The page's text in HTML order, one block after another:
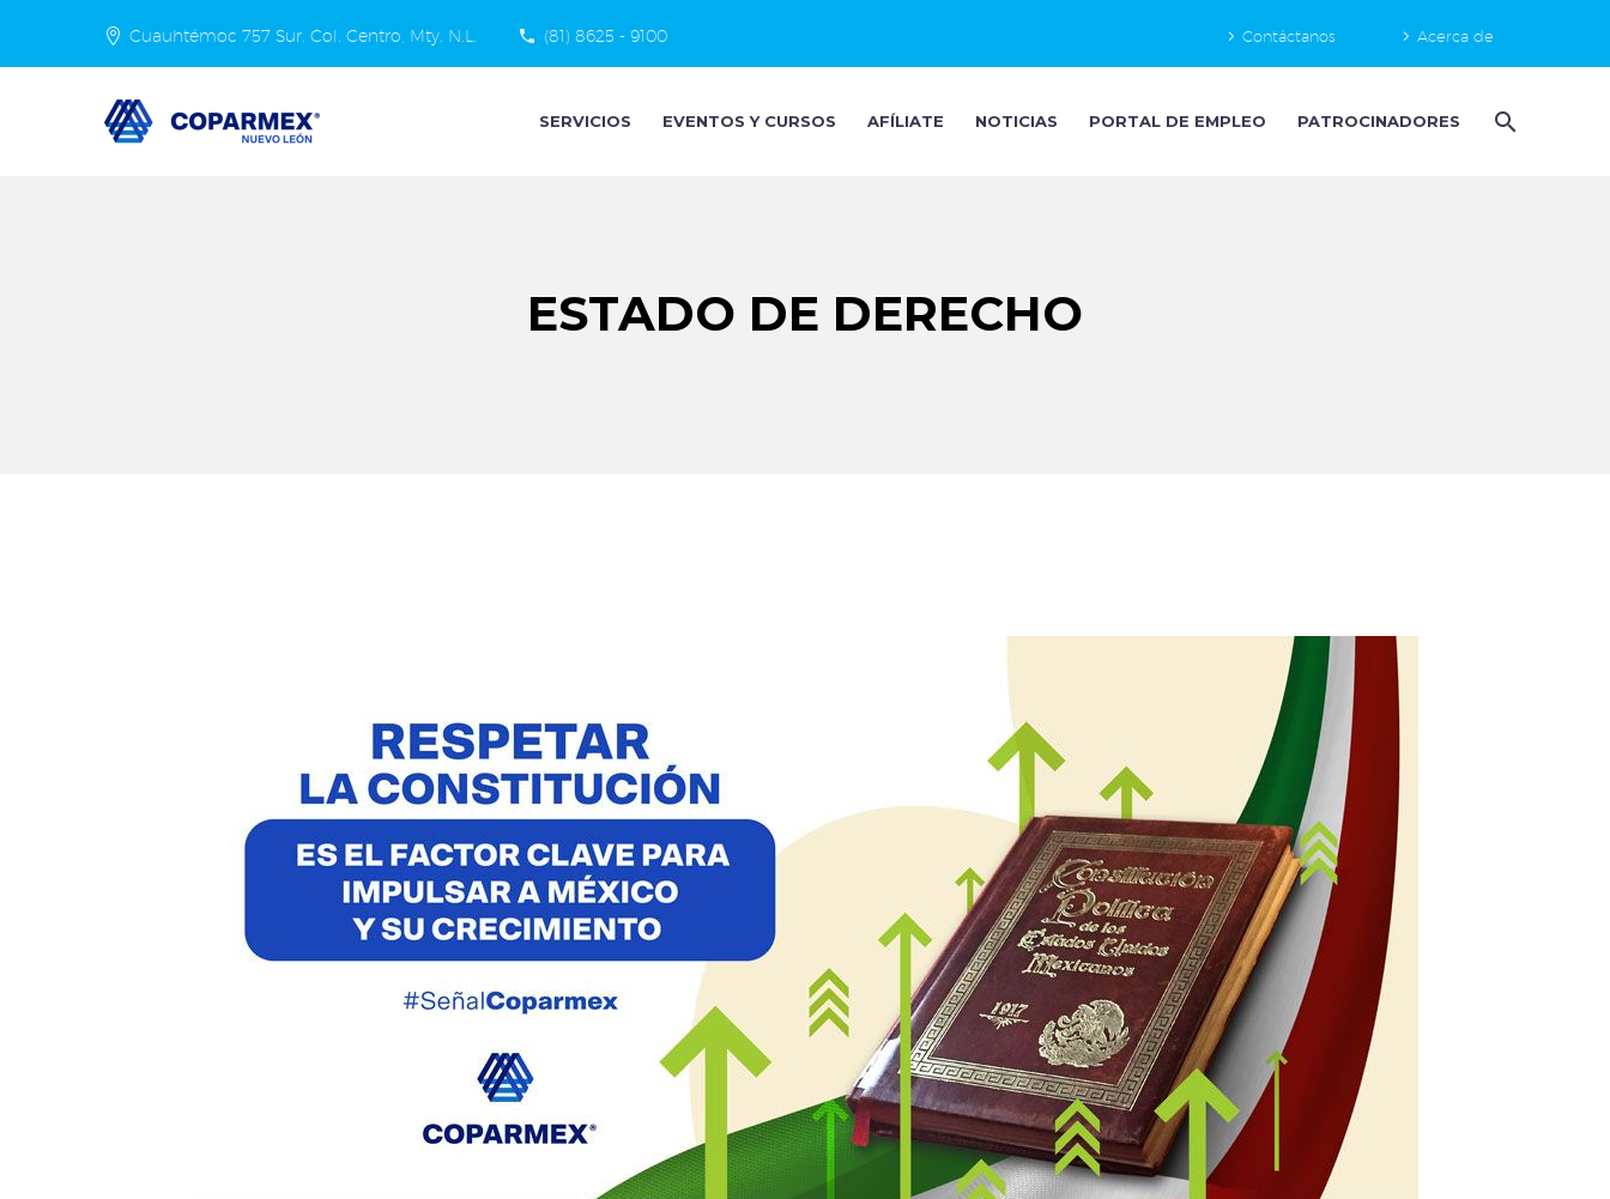
Cuauhtémoc 757 Sur. Col. Centro, Mty. N.L. (81) 8625 - 9100 Contáctanos Acerca de
SERVICIOS EVENTOS Y CURSOS AFÍLIATE NOTICIAS PORTAL DE EMPLEO PATROCINADORES
ESTADO DE DERECHO